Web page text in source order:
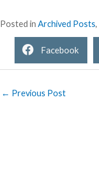
Posted in Archived Posts,
Facebook
← Previous Post